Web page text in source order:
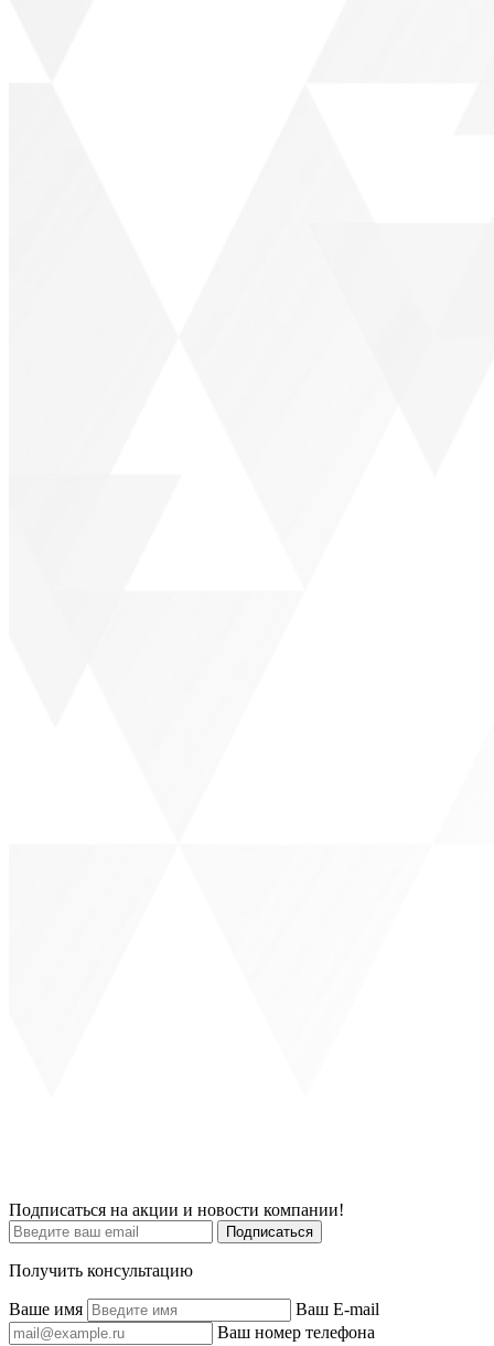
Подписаться на акции и новости компании!
Подписаться
Получить консультацию
Ваше имя
Ваш E-mail
Ваш номер телефона